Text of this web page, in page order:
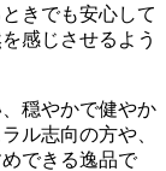
きでも安心して
感じさせるよう
穏やかで健やか
ル志向の方や、
できる逸品で